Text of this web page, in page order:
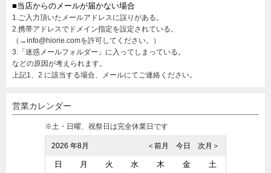
■当店からのメールが届かない場合
1.ご入力頂いたメールアドレスに誤りがある。
2.携帯アドレスでドメイン指定を設定されている。
（→info@hiorie.comを許可してください。）
3.「迷惑メールフォルダー」に入ってしまっている。
などの原因が考えられます。
上記1、2 に該当する場合、メールにてご連絡ください。
営業カレンダー
※土・日曜、祝祭日は完全休業日です
2026 年8月 次月＞
今日
＜前月
日 月 火 水 木 金 土